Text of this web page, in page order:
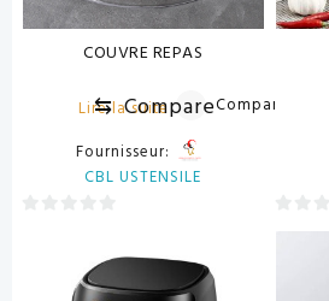
COUVRE REPAS
Lire la suite
⇆ CompareCompare
Fournisseur:
CBL USTENSILE